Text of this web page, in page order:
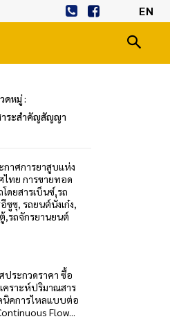
EN
ดหมู่ :
าระสำคัญสัญญา
าศการยาสูบแห่ง
ไทย การขายทอด
ดยสารเบ็นซ์,รถ
ซูซุ, รถยนต์นั่งเก๋ง,
,รถจักรยานยนต์
ประกวดราคา ซื้อ
คราะห์ปริมาณสาร
นิคการไหลแบบต่อ
Flow...